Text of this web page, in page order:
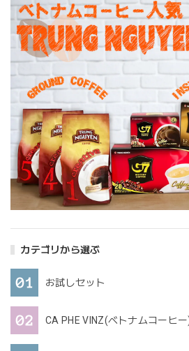
カテゴリから選ぶ
お試しセット
CA PHE VINZ(ベトナムコーヒー